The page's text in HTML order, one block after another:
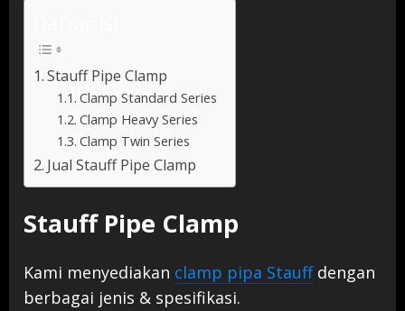
Stauff Pipe Clamp
Clamp Standard Series
Clamp Heavy Series
Clamp Twin Series
Jual Stauff Pipe Clamp
Stauff Pipe Clamp
Kami menyediakan clamp pipa Stauffdengan
berbagai jenis & spesifikasi.